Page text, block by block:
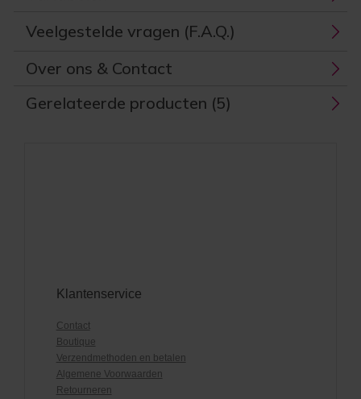
Veelgestelde vragen (F.A.Q.)
Over ons & Contact
Gerelateerde producten (5)
Klantenservice
Contact
Boutique
Verzendmethoden en betalen
Algemene Voorwaarden
Retourneren